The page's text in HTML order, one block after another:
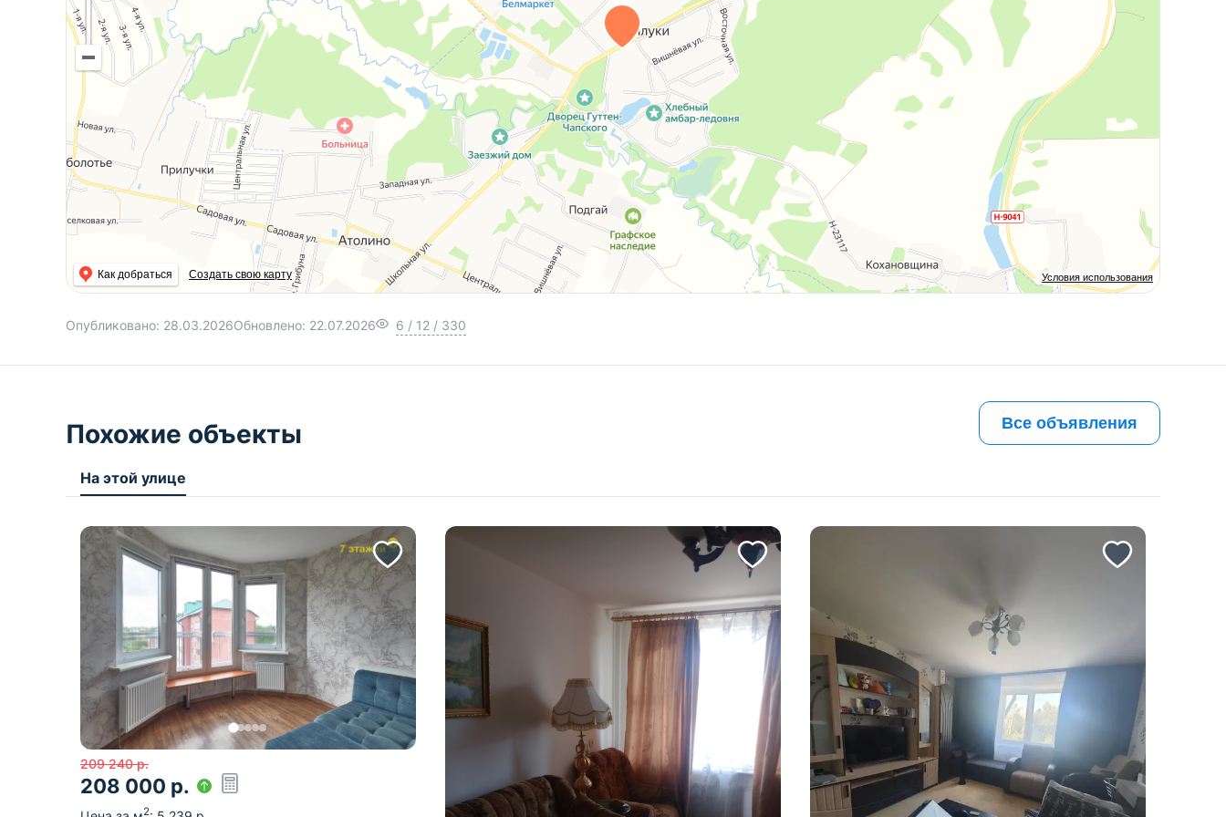
минимальное время, удобно добираться до города общественным транспортом.
Квартира продаётся частично с имеющейся мебелью и бытовой техникой.
Показы в удобное для Вас время.
Эта квартира никого не оставит равнодушным!
Мы с радостью покажем Вам этот объект и поможем стать счастливым обладателем этой
отличной квартиры!
ООО «Партнер для всех», УНП 690665135, лицензия Министерства юстиции Республики
Беларусь № 02240/321 от 02.12.2016, договор на оказание риэлтерских услуг № 42/7 от
Условия использования
Как добраться Создать свою карту
Опубликовано: 28.03.2026Обновлено: 22.07.2026 6 / 12 / 330
Похожие объекты Все объявления
На этой улице
209 240 р.
208 000 р.
2